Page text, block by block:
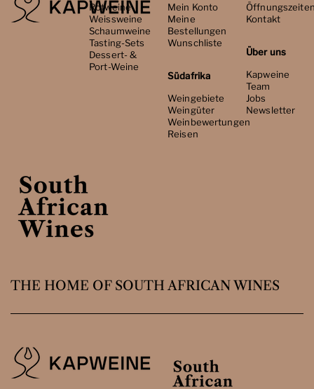
Rotweine
Weissweine
Schaumweine
Tasting-Sets
Dessert- &
Port-Weine
Mein Konto
Meine
Bestellungen
Wunschliste
Südafrika
Weingebiete
Weingüter
Weinbewertungen
Reisen
Kontakt
Über uns
Kapweine
Team
Jobs
Newsletter
THE HOME OF SOUTH AFRICAN WINES